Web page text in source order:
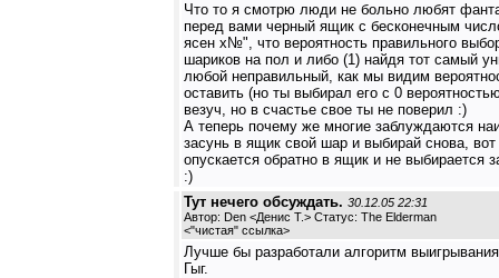
Что то я смотрю люди не больно любят
перед вами черный ящик с бесконечным
ясен х№", что вероятность правильного
шариков на пол и либо (1) найдя тот самый
любой неправильный, как мы видим
оставить (но ты выбирал его с 0
везуч, но в счастье свое ты не поверил :)
А теперь почему же многие заблуждаются
засунь в ящик свой шар и выбирай снова,
опускается обратно в ящик и не выбирается
:)
Тут нечего обсуждать. 30.12.05 22:31
Автор: Den <Денис Т.> Статус: The Elderman
<"чистая" ссылка>
Лучше бы разработали алгоритм
Гыг.